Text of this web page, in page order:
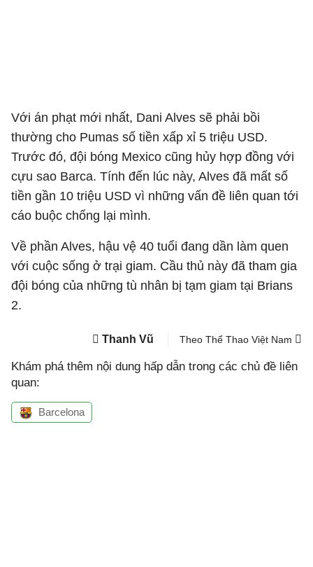
Với án phạt mới nhất, Dani Alves sẽ phải bồi
thường cho Pumas số tiền xấp xỉ 5 triệu USD.
Trước đó, đội bóng Mexico cũng hủy hợp đồng với
cựu sao Barca. Tính đến lúc này, Alves đã mất số
tiền gần 10 triệu USD vì những vấn đề liên quan tới
cáo buộc chống lại mình.
Về phần Alves, hậu vệ 40 tuổi đang dần làm quen
với cuộc sống ở trại giam. Cầu thủ này đã tham gia
đội bóng của những tù nhân bị tạm giam tại Brians
2.
Thanh Vũ Theo Thể Thao Việt Nam
Khám phá thêm nội dung hấp dẫn trong các chủ đề liên
quan:
Barcelona